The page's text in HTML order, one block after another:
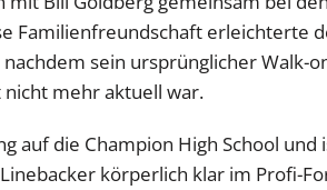
Familienfreundschaft erleichterte
nachdem sein ursprünglicher Walk-
nicht mehr aktuell war.
auf die Champion High School und
körperlich klar im Profi-